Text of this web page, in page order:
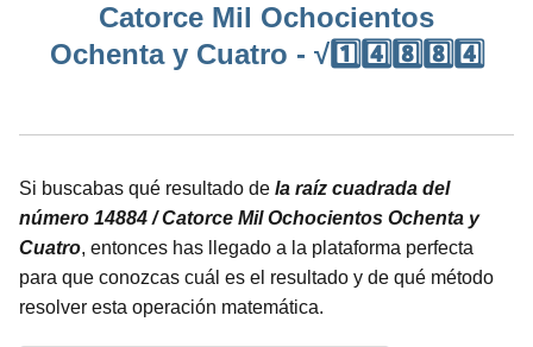
Catorce Mil Ochocientos
Ochenta y Cuatro - √1️⃣4️⃣8️⃣8️⃣4️⃣
Si buscabas qué resultado de la raíz cuadrada del
número 14884 / Catorce Mil Ochocientos Ochenta y
Cuatro, entonces has llegado a la plataforma perfecta
para que conozcas cuál es el resultado y de qué método
resolver esta operación matemática.